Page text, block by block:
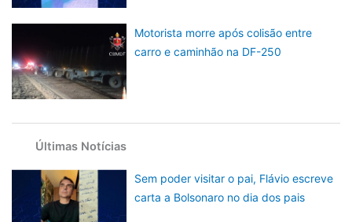
Motorista morre após colisão entre
carro e caminhão na DF-250
Últimas Notícias
Sem poder visitar o pai, Flávio escreve
carta a Bolsonaro no dia dos pais